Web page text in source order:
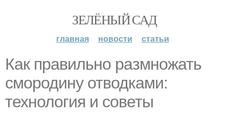
ЗЕЛЁНЫЙ САД
главная новости статьи
Как правильно размножать
смородину отводками:
технология и советы